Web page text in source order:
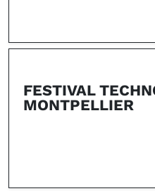
FESTIVAL
MONTPELLIER